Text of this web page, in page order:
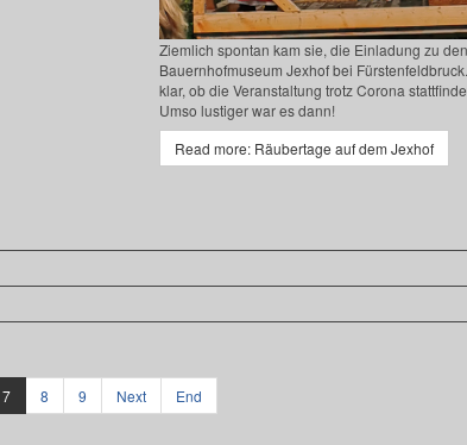
Ziemlich spontan kam sie, die Einladung zu
Bauernhofmuseum Jexhof bei
klar, ob die Veranstaltung trotz Corona
Umso lustiger war es dann!
Read more: Räubertage auf dem Jexhof
7 8 9 Next End